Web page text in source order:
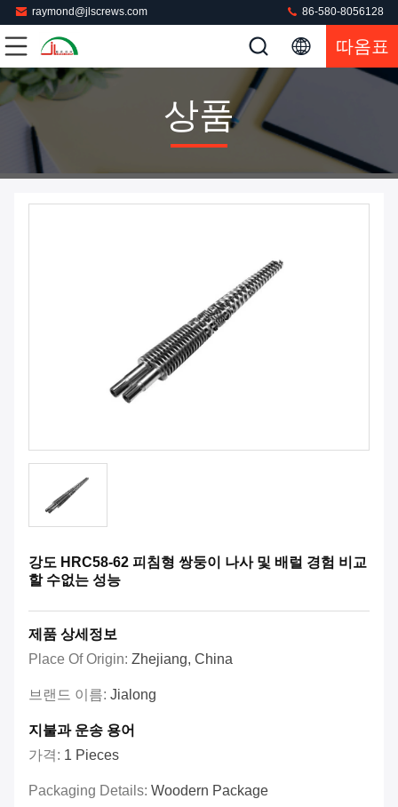
raymond@jlscrews.com 86-580-8056128
따옴표
상품
강도 HRC58-62 피침형 쌍둥이 나사 및 배럴 경험 비교
할 수없는 성능
제품 상세정보
Place Of Origin: Zhejiang, China
브랜드 이름: Jialong
지불과 운송 용어
가격: 1 Pieces
Packaging Details: Woodern Package